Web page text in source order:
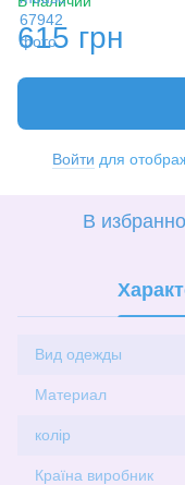
615 грн
Войти для
В
Вид одежды
Материал
колір
Країна виробник